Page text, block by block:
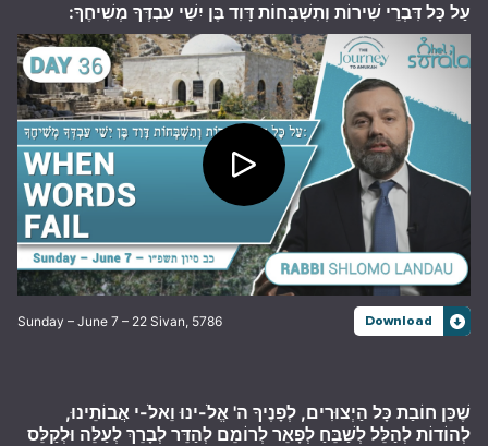
עַל כָּל דִּבְרֵי שִׁירוֹת וְתִשְׁבְּחוֹת דָּוִד בֶּן יִשַׁי עַבְדְּךָ מְשִׁיחֶךָ:
Sunday – June 7 – 22 Sivan, 5786 Download
שֶׁכֵּן חוֹבַת כָּל הַיְצוּרִים, לְפָנֶיךָ ה' אֱלֹ-ינוּ וֵאלֹ-י אֲבוֹתֵינוּ,
לְהוֹדוֹת לְהַלֵּל לְשַׁבֵּחַ לְפָאֵר לְרוֹמֵם לְהַדֵּר לְבָרֵךְ לְעַלֵּה וּלְקַלֵּס